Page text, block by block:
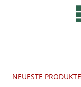
NEUESTE PRODUKTE